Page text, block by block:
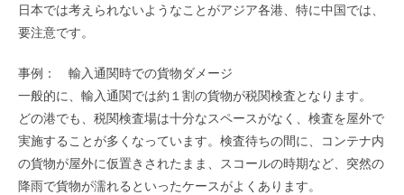
日本では考えられないようなことがアジア各港、特に中国では、
要注意です。
事例： 輸入通関時での貨物ダメージ
一般的に、輸入通関では約１割の貨物が税関検査となります。
どの港でも、税関検査場は十分なスペースがなく、検査を屋外で
実施することが多くなっています。検査待ちの間に、コンテナ内
の貨物が屋外に仮置きされたまま、スコールの時期など、突然の
降雨で貨物が濡れるといったケースがよくあります。